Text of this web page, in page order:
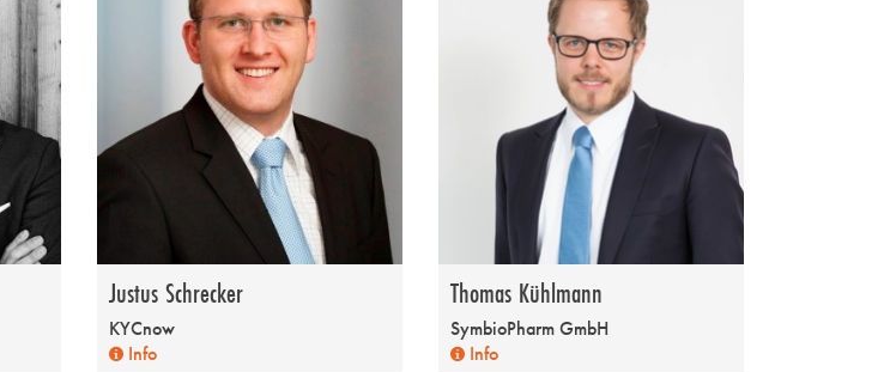
Justus Schrecker
KYCnow
Info
Thomas Kühlmann
SymbioPharm GmbH
Info